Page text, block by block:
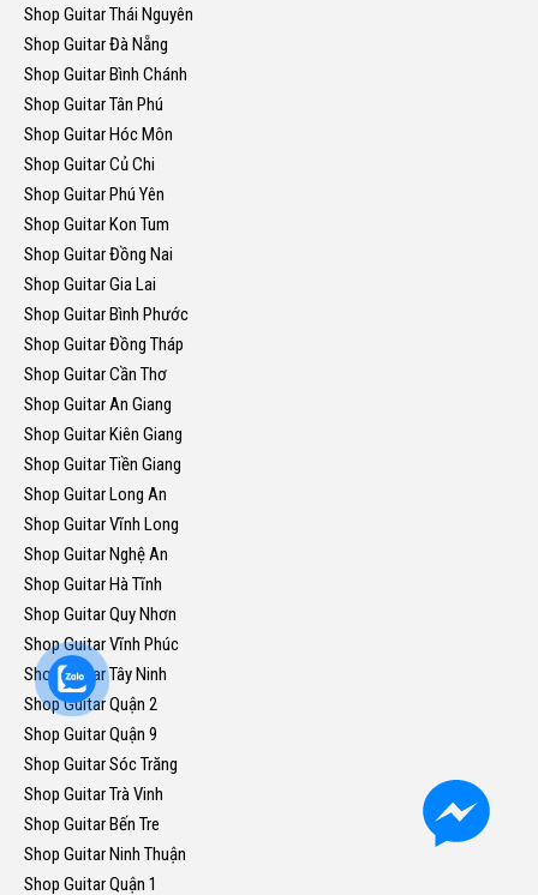
Shop Guitar Thái Nguyên
Shop Guitar Đà Nẵng
Shop Guitar Bình Chánh
Shop Guitar Tân Phú
Shop Guitar Hóc Môn
Shop Guitar Củ Chi
Shop Guitar Phú Yên
Shop Guitar Kon Tum
Shop Guitar Đồng Nai
Shop Guitar Gia Lai
Shop Guitar Bình Phước
Shop Guitar Đồng Tháp
Shop Guitar Cần Thơ
Shop Guitar An Giang
Shop Guitar Kiên Giang
Shop Guitar Tiền Giang
Shop Guitar Long An
Shop Guitar Vĩnh Long
Shop Guitar Nghệ An
Shop Guitar Hà Tĩnh
Shop Guitar Quy Nhơn
Shop Guitar Vĩnh Phúc
Shop Guitar Tây Ninh
Shop Guitar Quận 2
Shop Guitar Quận 9
Shop Guitar Sóc Trăng
Shop Guitar Trà Vinh
Shop Guitar Bến Tre
Shop Guitar Ninh Thuận
Shop Guitar Quận 1